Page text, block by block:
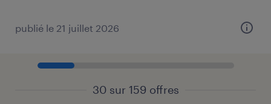
publié le 21 juillet 2026
30 sur 159 offres